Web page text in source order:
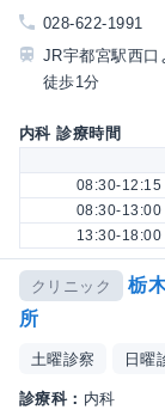
028-622-1991
JR宇都宮駅西口
徒歩1分
内科 診療時間
08:30-12:15
08:30-13:00
13:30-18:00
クリニック
栃
所
土曜診察 日曜
診療科： 内科